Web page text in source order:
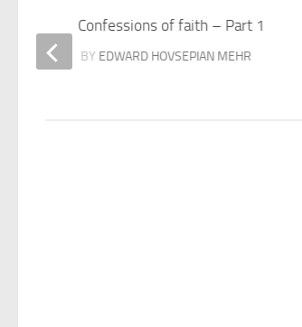
Confessions of faith – Part 1
BY EDWARD HOVSEPIAN MEHR